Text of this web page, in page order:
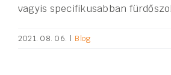
vagyis specifikusabban
2021. 08. 06. | Blog